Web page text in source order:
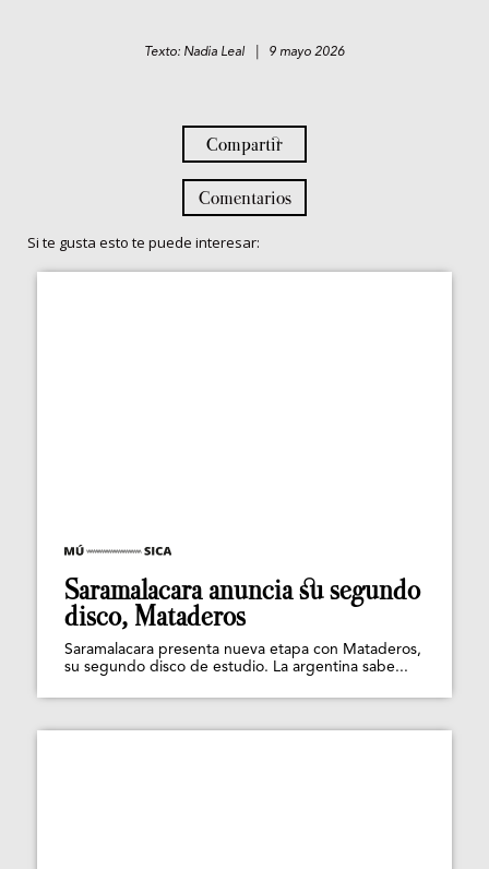
Texto: Nadia Leal | 9 mayo 2026
Compartir
Comentarios
Si te gusta esto te puede interesar:
Saramalacara anuncia su segundo
disco, Mataderos
Saramalacara presenta nueva etapa con Mataderos,
su segundo disco de estudio. La argentina sabe...